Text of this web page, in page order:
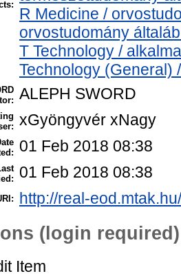
R Medicine /
orvostudomány
T Technology /
Technology (General)
ALEPH SWORD
xGyöngyvér xNagy
01 Feb 2018 08:38
01 Feb 2018 08:38
http://real-
(login required)
Item